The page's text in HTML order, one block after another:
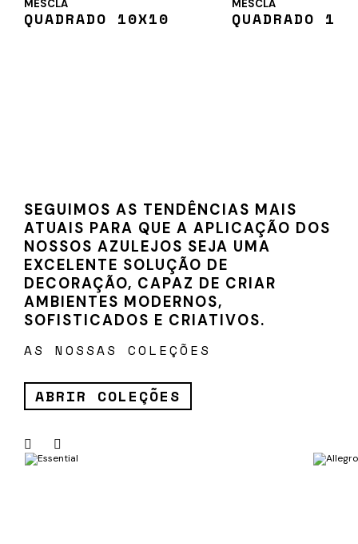
MESCLA
QUADRADO 10X10
MESCLA
QUADRADO
SEGUIMOS AS TENDÊNCIAS MAIS
ATUAIS PARA QUE A APLICAÇÃO DOS
NOSSOS AZULEJOS SEJA UMA
EXCELENTE SOLUÇÃO DE
DECORAÇÃO, CAPAZ DE CRIAR
AMBIENTES MODERNOS,
SOFISTICADOS E CRIATIVOS.
AS NOSSAS COLEÇÕES
ABRIR COLEÇÕES